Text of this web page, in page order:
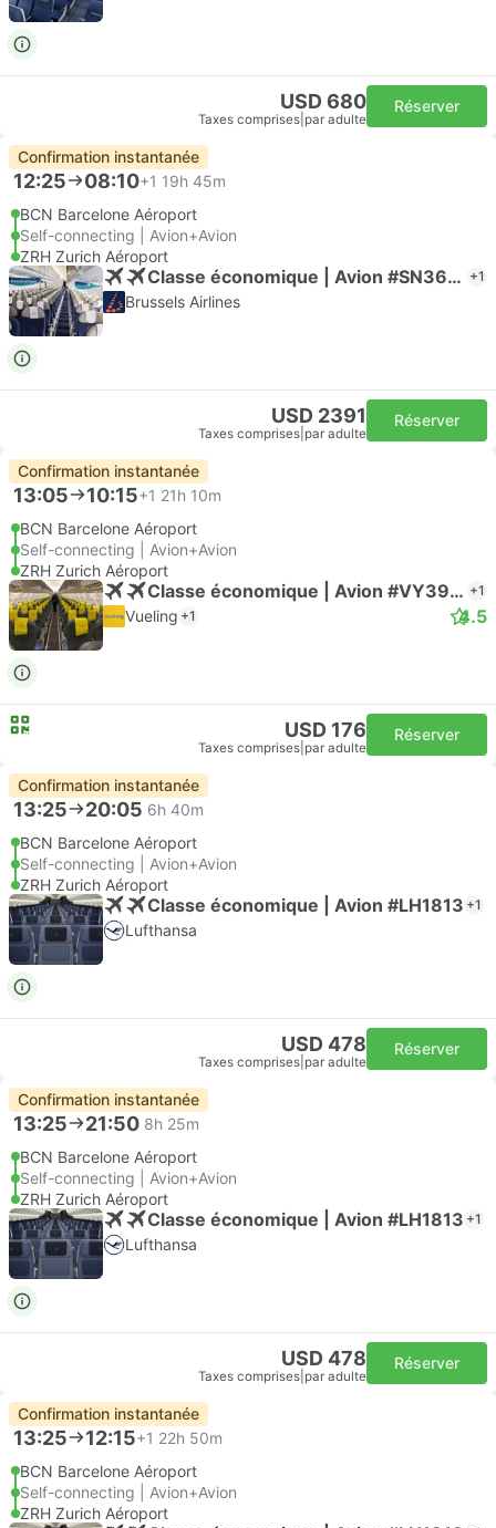
USD 680
Taxes comprises par adulte
Réserver
Confirmation instantanée
12:25 08:10+1 19h 45m
BCN Barcelone Aéroport
Self-connecting | Avion+Avion
ZRH Zurich Aéroport
Classe économique | Avion #SN3698 +1
Brussels Airlines
USD 2391
Taxes comprises par adulte
Réserver
Confirmation instantanée
13:05 10:15+1 21h 10m
BCN Barcelone Aéroport
Self-connecting | Avion+Avion
ZRH Zurich Aéroport
Classe économique | Avion #VY3926 +1
Vueling +1 4.5
USD 176
Taxes comprises par adulte
Réserver
Confirmation instantanée
13:25 20:05 6h 40m
BCN Barcelone Aéroport
Self-connecting | Avion+Avion
ZRH Zurich Aéroport
Classe économique | Avion #LH1813 +1
Lufthansa
USD 478
Taxes comprises par adulte
Réserver
Confirmation instantanée
13:25 21:50 8h 25m
BCN Barcelone Aéroport
Self-connecting | Avion+Avion
ZRH Zurich Aéroport
Classe économique | Avion #LH1813 +1
Lufthansa
USD 478
Taxes comprises par adulte
Réserver
Confirmation instantanée
13:25 12:15+1 22h 50m
BCN Barcelone Aéroport
Self-connecting | Avion+Avion
ZRH Zurich Aéroport